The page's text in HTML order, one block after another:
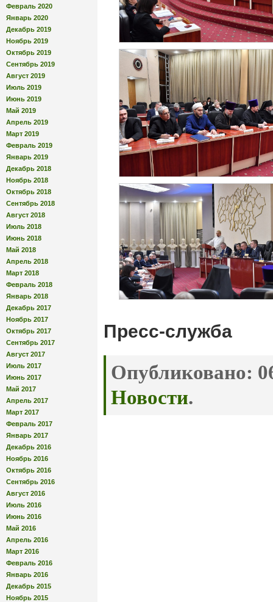
Февраль 2020
Январь 2020
Декабрь 2019
Ноябрь 2019
Октябрь 2019
Сентябрь 2019
Август 2019
Июль 2019
Июнь 2019
Май 2019
Апрель 2019
Март 2019
Февраль 2019
Январь 2019
Декабрь 2018
Ноябрь 2018
Октябрь 2018
Сентябрь 2018
Август 2018
Июль 2018
Июнь 2018
Май 2018
Апрель 2018
Март 2018
Февраль 2018
Январь 2018
Декабрь 2017
Ноябрь 2017
Октябрь 2017
Сентябрь 2017
Август 2017
Июль 2017
Июнь 2017
Май 2017
Апрель 2017
Март 2017
Февраль 2017
Январь 2017
Декабрь 2016
Ноябрь 2016
Октябрь 2016
Сентябрь 2016
Август 2016
Июль 2016
Июнь 2016
Май 2016
Апрель 2016
Март 2016
Февраль 2016
Январь 2016
Декабрь 2015
Ноябрь 2015
Пресс-служба
Опубликовано:
Новости.